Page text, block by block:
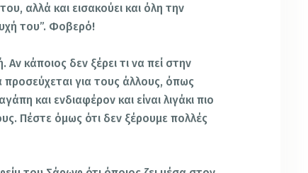
αλλά και εισακούει και όλη την
του”. Φοβερό!
κάποιος δεν ξέρει τι να πεί στην
προσεύχεται για τους άλλους, όπως
και ενδιαφέρον και είναι λιγάκι πιο
Πέστε όμως ότι δεν ξέρουμε πολλές